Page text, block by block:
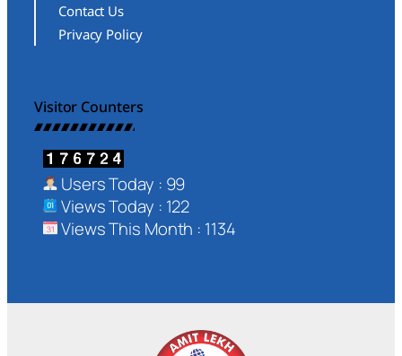
Contact Us
Privacy Policy
Visitor Counters
Users Today : 99
Views Today : 122
Views This Month : 1134